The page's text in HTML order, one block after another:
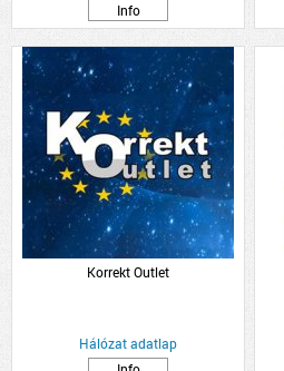
Info
Korrekt Outlet
Hálózat adatlap